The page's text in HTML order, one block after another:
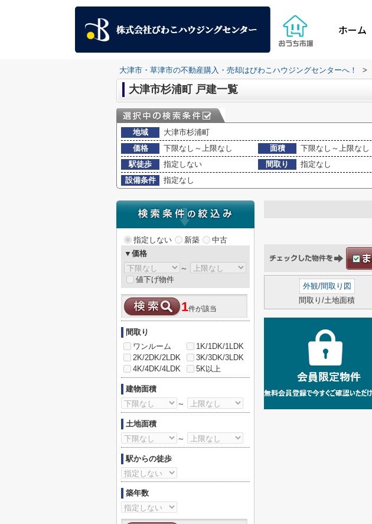
ホーム
大津市・草津市の不動産購入・売却はびわこハウジングセンターへ！ >
大津市杉浦町 戸建一覧
地域
大津市杉浦町
価格
下限なし～上限なし 面積 下限なし～上限なし
駅徒歩
指定しない 間取り
指定なし
設備条件
指定なし
外観/間取り図
間取り/土地面積
指定しない 新築
中古
▼価格
～
値下げ物件
1件が該当
間取り
ワンルーム
1K/1DK/1LDK
2K/2DK/2LDK
3K/3DK/3LDK
4K/4DK/4LDK
5K以上
建物面積
～
土地面積
～
駅からの徒歩
築年数